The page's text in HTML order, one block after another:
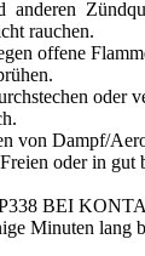
anderen
rauchen.
offene
oder
von Dampf/
oder in gut
BEI
Minuten lang